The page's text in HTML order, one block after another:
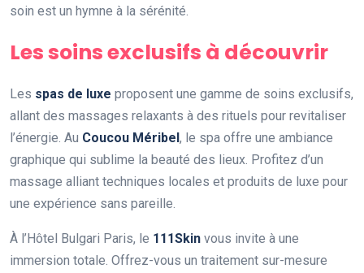
soin est un hymne à la sérénité.
Les soins exclusifs à découvrir
Les spas de luxe proposent une gamme de soins exclusifs,
allant des massages relaxants à des rituels pour revitaliser
l’énergie. Au Coucou Méribel, le spa offre une ambiance
graphique qui sublime la beauté des lieux. Profitez d’un
massage alliant techniques locales et produits de luxe pour
une expérience sans pareille.
À l’Hôtel Bulgari Paris, le 111Skin vous invite à une
immersion totale. Offrez-vous un traitement sur-mesure